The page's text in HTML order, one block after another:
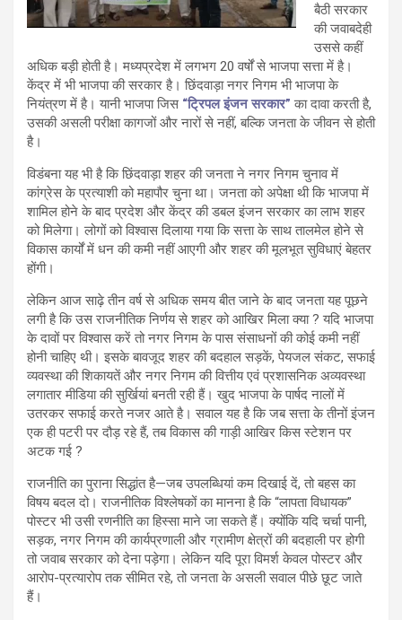
बैठी सरकार
की जवाबदेही
उससे कहीं
अधिक बड़ी होती है। मध्यप्रदेश में लगभग 20 वर्षों से भाजपा सत्ता में है।
केंद्र में भी भाजपा की सरकार है। छिंदवाड़ा नगर निगम भी भाजपा के
नियंत्रण में है। यानी भाजपा जिस “ट्रिपल इंजन सरकार” का दावा करती है,
उसकी असली परीक्षा कागजों और नारों से नहीं, बल्कि जनता के जीवन से होती
है।
विडंबना यह भी है कि छिंदवाड़ा शहर की जनता ने नगर निगम चुनाव में
कांग्रेस के प्रत्याशी को महापौर चुना था। जनता को अपेक्षा थी कि भाजपा में
शामिल होने के बाद प्रदेश और केंद्र की डबल इंजन सरकार का लाभ शहर
को मिलेगा। लोगों को विश्वास दिलाया गया कि सत्ता के साथ तालमेल होने से
विकास कार्यों में धन की कमी नहीं आएगी और शहर की मूलभूत सुविधाएं बेहतर
होंगी।
लेकिन आज साढ़े तीन वर्ष से अधिक समय बीत जाने के बाद जनता यह पूछने
लगी है कि उस राजनीतिक निर्णय से शहर को आखिर मिला क्या ? यदि भाजपा
के दावों पर विश्वास करें तो नगर निगम के पास संसाधनों की कोई कमी नहीं
होनी चाहिए थी। इसके बावजूद शहर की बदहाल सड़कें, पेयजल संकट, सफाई
व्यवस्था की शिकायतें और नगर निगम की वित्तीय एवं प्रशासनिक अव्यवस्था
लगातार मीडिया की सुर्खियां बनती रही हैं। खुद भाजपा के पार्षद नालों में
उतरकर सफाई करते नजर आते है। सवाल यह है कि जब सत्ता के तीनों इंजन
एक ही पटरी पर दौड़ रहे हैं, तब विकास की गाड़ी आखिर किस स्टेशन पर
अटक गई ?
राजनीति का पुराना सिद्धांत है—जब उपलब्धियां कम दिखाई दें, तो बहस का
विषय बदल दो। राजनीतिक विश्लेषकों का मानना है कि “लापता विधायक”
पोस्टर भी उसी रणनीति का हिस्सा माने जा सकते हैं। क्योंकि यदि चर्चा पानी,
सड़क, नगर निगम की कार्यप्रणाली और ग्रामीण क्षेत्रों की बदहाली पर होगी
तो जवाब सरकार को देना पड़ेगा। लेकिन यदि पूरा विमर्श केवल पोस्टर और
आरोप-प्रत्यारोप तक सीमित रहे, तो जनता के असली सवाल पीछे छूट जाते
हैं।